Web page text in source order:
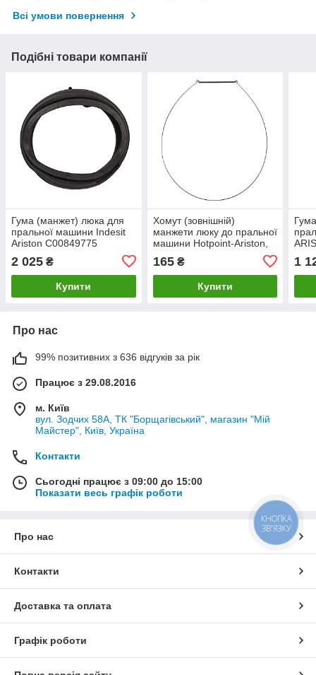
Всі умови повернення
Подібні товари компанії
Гума (манжет) люка для
пральної машини Indesit
Ariston C00849775
(Whirlpool 488000849775)
2 025 ₴
Купити
Хомут (зовнішній)
манжети люку до пральної
машини Hotpoint-Ariston,
C00119209
(481010915290)
165₴
Купити
1
Про нас
99% позитивних з 636 відгуків за рік
Працює з 29.08.2016
м. Київ
вул. Зодчих 58А, ТК "Борщагівський", магазин "Мій
Майстер", Київ, Україна
Контакти
Сьогодні працює з 09:00 до 15:00
Показати весь графік роботи
Про нас
Контакти
Доставка та оплата
Графік роботи
КНОПКА
ЗВ'ЯЗКУ